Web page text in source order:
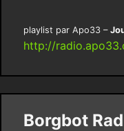
playlist par Apo33 –
http://
Borgbot